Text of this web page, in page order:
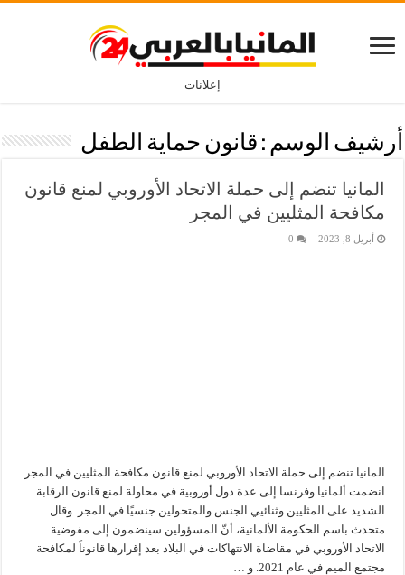
إعلانات
أرشيف الوسم : قانون حماية الطفل
المانيا تنضم إلى حملة الاتحاد الأوروبي لمنع قانون
مكافحة المثليين في المجر
أبريل 8, 2023 0
المانيا تنضم إلى حملة الاتحاد الأوروبي لمنع قانون مكافحة المثليين في المجر
انضمت ألمانيا وفرنسا إلى عدة دول أوروبية في محاولة لمنع قانون الرقابة
الشديد على المثليين وثنائيي الجنس والمتحولين جنسيًا في المجر. وقال
متحدث باسم الحكومة الألمانية، أنّ المسؤولين سينضمون إلى مفوضية
الاتحاد الأوروبي في مقاضاة الانتهاكات في البلاد بعد إقرارها قانوناً لمكافحة
مجتمع الميم في عام 2021. و …